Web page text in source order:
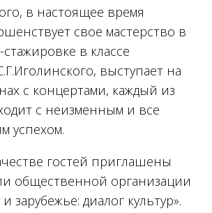
в настоящее время
свое мастерство в
стажировке в классе
выступает на
с концертами, каждый из
с неизменным и все
успехом.
гостей приглашены
общественной организации
зарубежье: диалог культур».